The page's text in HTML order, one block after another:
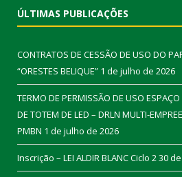
ÚLTIMAS PUBLICAÇÕES
CONTRATOS DE CESSÃO DE USO DO
“ORESTES BELIQUE” 1 de julho de 2026
TERMO DE PERMISSÃO DE USO
DE TOTEM DE LED – DRLN MULTI-
PMBN 1 de julho de 2026
Inscrição – LEI ALDIR BLANC Ciclo 230